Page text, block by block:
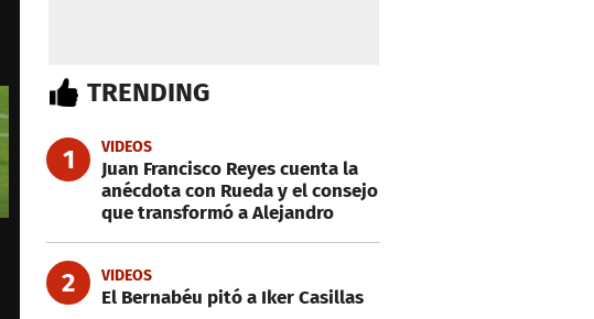
TRENDING
1 VIDEOS
Juan Francisco Reyes cuenta la
anécdota con Rueda y el consejo
que transformó a Alejandro
2 VIDEOS
El Bernabéu pitó a Iker Casillas